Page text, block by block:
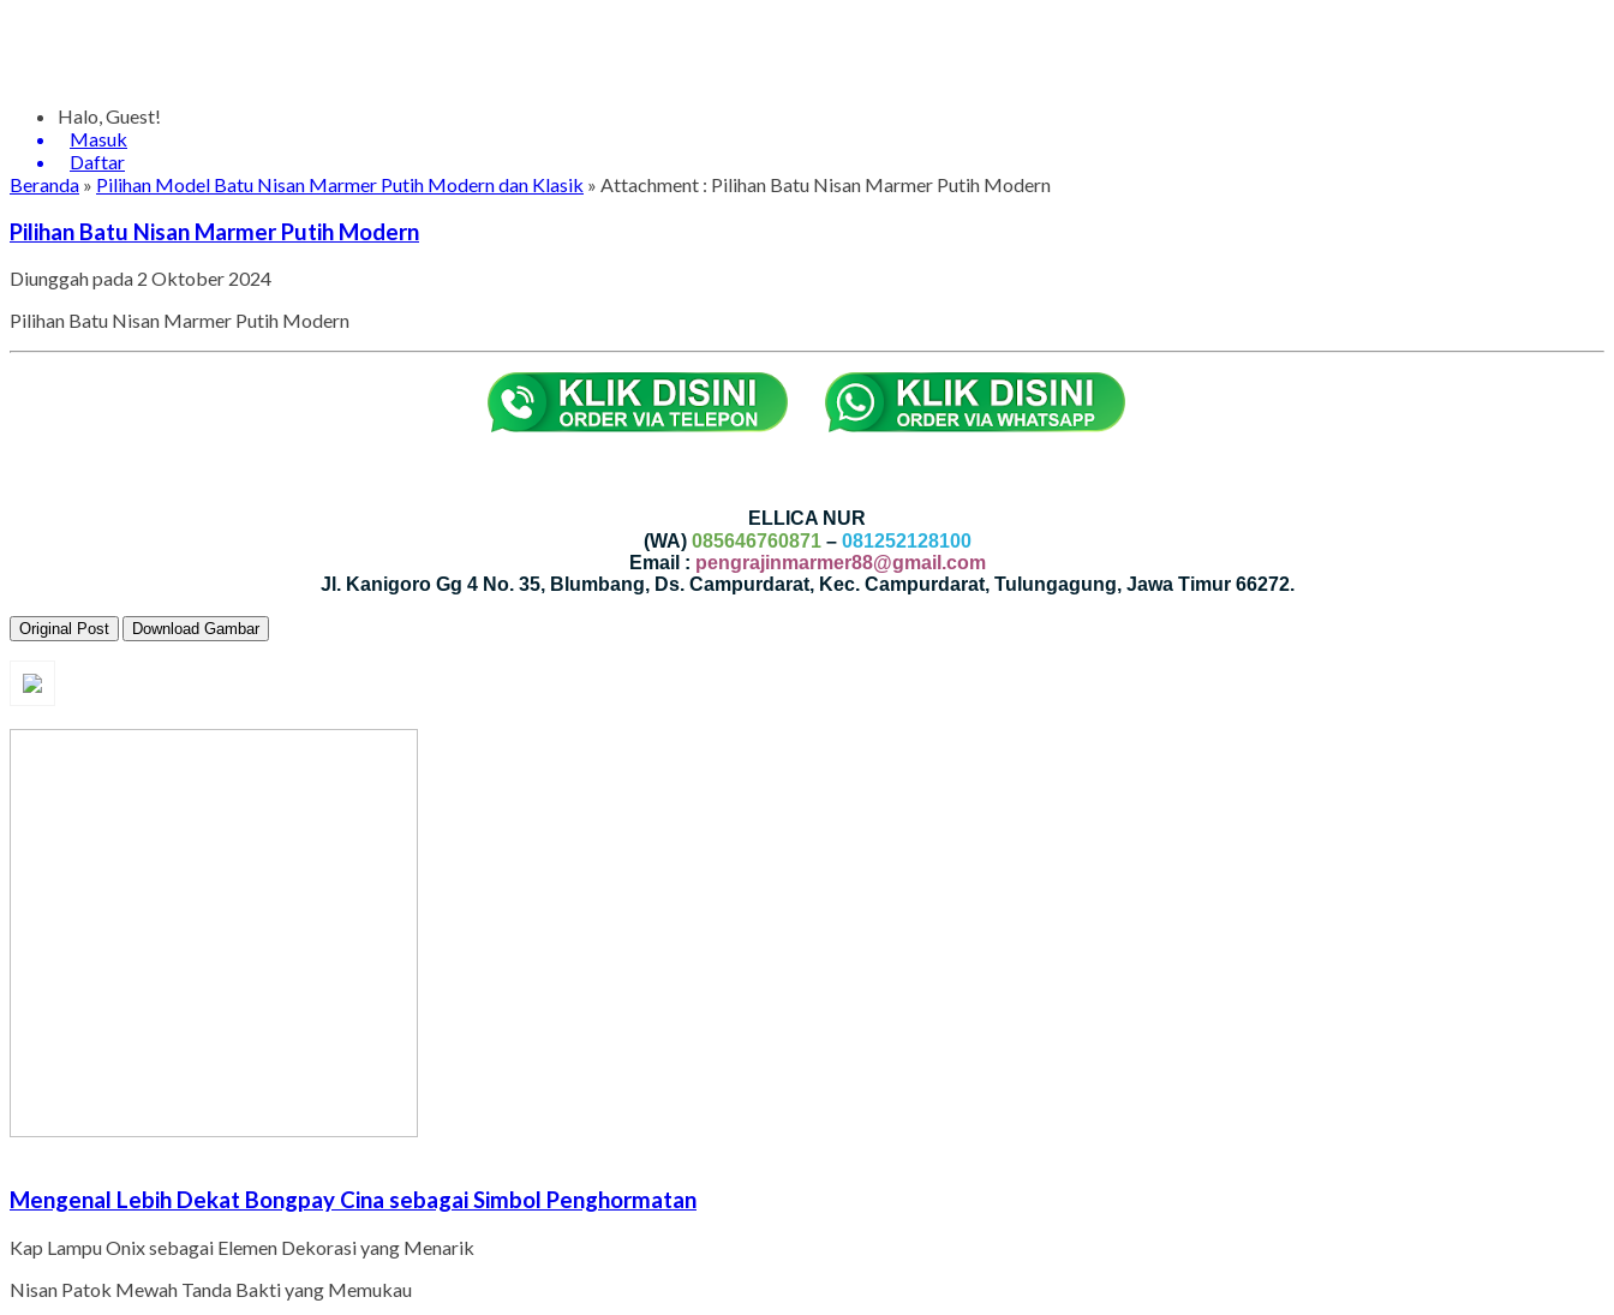
Halo, Guest!
Masuk
Daftar
Beranda » Pilihan Model Batu Nisan Marmer Putih Modern dan Klasik » Attachment : Pilihan Batu Nisan Marmer Putih Modern
Pilihan Batu Nisan Marmer Putih Modern
Diunggah pada 2 Oktober 2024
Pilihan Batu Nisan Marmer Putih Modern
ELLICA NUR
(WA) 085646760871– 081252128100
Email : pengrajinmarmer88@gmail.com
Jl. Kanigoro Gg 4 No. 35, Blumbang, Ds. Campurdarat, Kec. Campurdarat, Tulungagung, Jawa Timur 66272.
Original Post Download Gambar
Mengenal Lebih Dekat Bongpay Cina sebagai Simbol Penghormatan
Kap Lampu Onix sebagai Elemen Dekorasi yang Menarik
Nisan Patok Mewah Tanda Bakti yang Memukau